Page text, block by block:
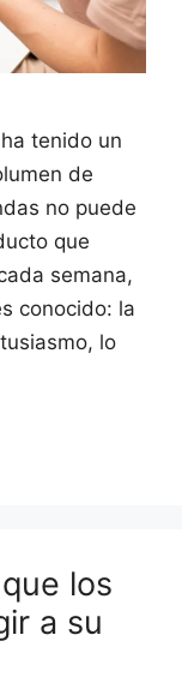
tenido un
de
no puede
que
semana,
conocido: la
lo
los
a su